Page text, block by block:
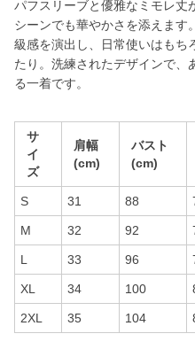
パフスリーブと優雅なミモレ丈
シーンでも華やかさを添えます
級感を演出し、日常使いはもち
たり。洗練されたデザインで、
る一着です。
サ
イ
ズ
肩幅
(cm)
バスト
(cm)
S 31 88
M 32 92
L 33 96
XL 34 100
2XL 35 104